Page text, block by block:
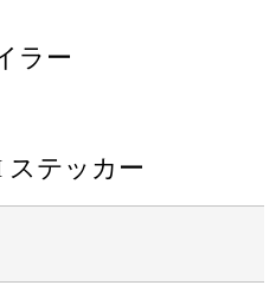
ラー
ステッカー